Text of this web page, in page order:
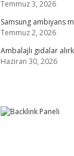
Temmuz 3, 2026
Samsung ambiyans
Temmuz 2, 2026
Ambalajlı gıdalar
Haziran 30, 2026